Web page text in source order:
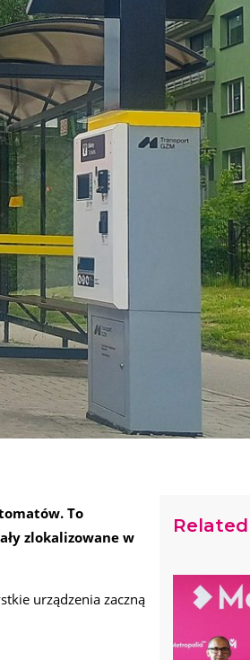
To
zlokalizowane w
urządzenia zaczną